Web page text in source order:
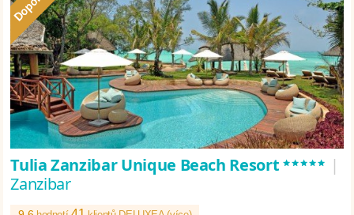
Tulia Zanzibar Unique Beach Resort***** |
Zanzibar